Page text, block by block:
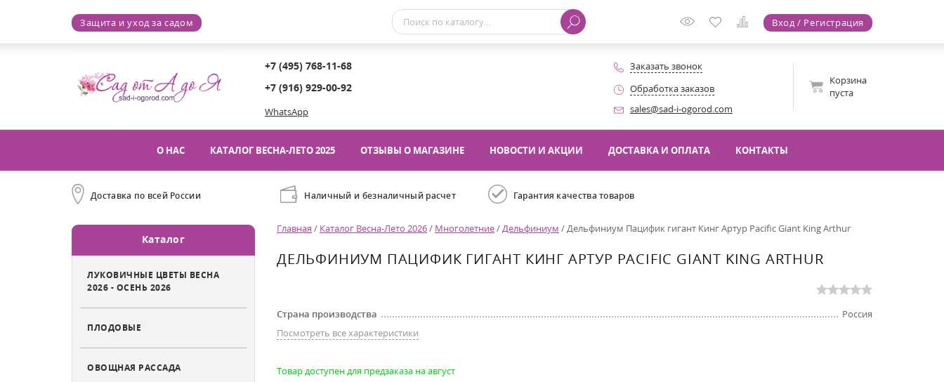
Защита и уход за садом Вход / Регистрация
+7 (495) 768-11-68
+7 (916) 929-00-92
WhatsApp
Заказать звонок
Обработка заказов
sales@sad-i-ogorod.com
Корзина
пуста
О НАС КАТАЛОГ ВЕСНА-ЛЕТО 2025 ОТЗЫВЫ О МАГАЗИНЕ НОВОСТИ И АКЦИИ ДОСТАВКА И ОПЛАТА КОНТАКТЫ
Доставка по всей России Наличный и безналичный расчет Гарантия качества товаров
Каталог
ЛУКОВИЧНЫЕ ЦВЕТЫ ВЕСНА
2026 - ОСЕНЬ 2026
ПЛОДОВЫЕ
ОВОЩНАЯ РАССАДА
Главная / Каталог Весна-Лето 2026/ Многолетние/Дельфиниум /Дельфиниум Пацифик гигант Кинг Артур Pacific Giant King Arthur
ДЕЛЬФИНИУМ ПАЦИФИК ГИГАНТ КИНГ АРТУР PACIFIC GIANT KING ARTHUR
Страна производства
Россия
Посмотреть все характеристики
Товар доступен для предзаказа на август